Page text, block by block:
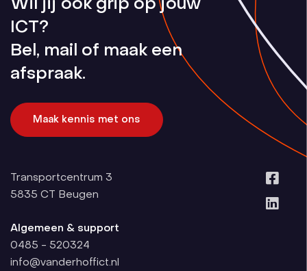
Wil jij ook grip op jouw
ICT?
Bel, mail of maak een
afspraak.
Maak kennis met ons
Transportcentrum 3
5835 CT
Beugen
Algemeen & support
0485 - 520324
info@vanderhoffict.nl